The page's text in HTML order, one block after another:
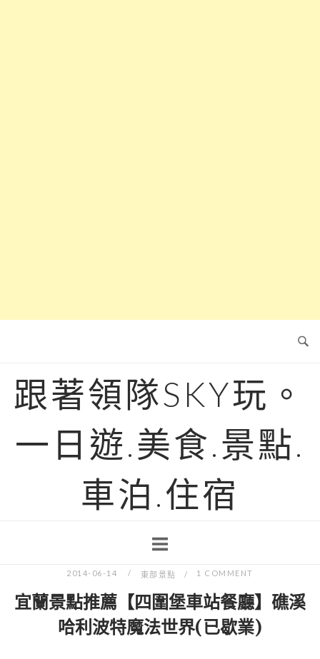
跟著領隊SKY玩。
一日遊.美食.景點.
車泊.住宿
2014-06-14 東部景點 1 COMMENT
宜蘭景點推薦【四圍堡車站餐廳】礁溪
哈利波特魔法世界(已歇業)